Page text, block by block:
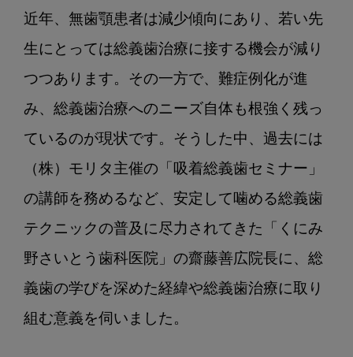
総
義
歯
及
に
力
さ
て
き
齋
藤
近年、無歯顎患者は減少傾向にあり、若い先
生にとっては総義歯治療に接する機会が減り
つつあります。その一方で、難症例化が進
み、総義歯治療へのニーズ自体も根強く残っ
ているのが現状です。そうした中、過去には
（株）モリタ主催の「吸着総義歯セミナー」
の講師を務めるなど、安定して噛める総義歯
テクニックの普及に尽力されてきた「くにみ
野さいとう歯科医院」の齋藤善広院長に、総
義歯の学びを深めた経緯や総義歯治療に取り
組む意義を伺いました。